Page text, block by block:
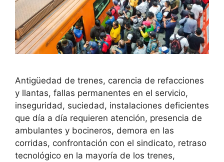
Antigüedad de trenes, carencia de refacciones
y llantas, fallas permanentes en el servicio,
inseguridad, suciedad, instalaciones deficientes
que día a día requieren atención, presencia de
ambulantes y bocineros, demora en las
corridas, confrontación con el sindicato, retraso
tecnológico en la mayoría de los trenes,